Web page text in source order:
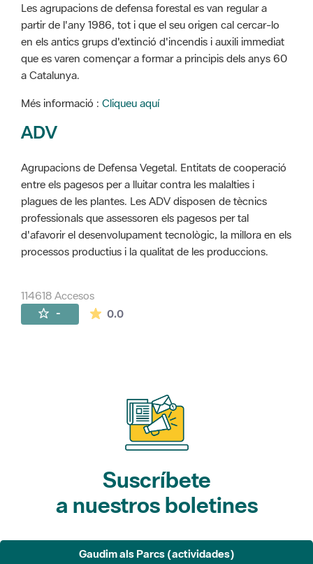
Les agrupacions de defensa forestal es van regular a
partir de l'any 1986, tot i que el seu origen cal cercar-lo
en els antics grups d'extinció d'incendis i auxili immediat
que es varen començar a formar a principis dels anys 60
a Catalunya.
Més informació : Cliqueu aquí
ADV
Agrupacions de Defensa Vegetal. Entitats de cooperació
entre els pagesos per a lluitar contra les malalties i
plagues de les plantes. Les ADV disposen de tècnics
professionals que assessoren els pagesos per tal
d'afavorir el desenvolupament tecnològic, la millora en els
processos productius i la qualitat de les produccions.
114618 Accesos
- 0.0La valoración media es de 0 estrellas de
Suscríbete
a nuestros boletines
Gaudim als Parcs (actividades)